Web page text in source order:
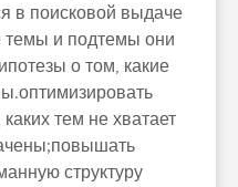
в поисковой выдаче
темы и подтемы они
о том, какие
тем не хватает
структуру